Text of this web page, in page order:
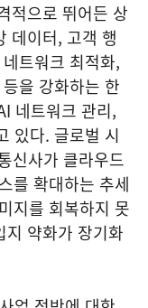
적으로 뛰어든 상
데이터, 고객 행
트워크 최적화,
을 강화하는 한
네트워크 관리,
있다. 글로벌 시
신사가 클라우드
를 확대하는 추세
지를 회복하지 못
약화가 장기화